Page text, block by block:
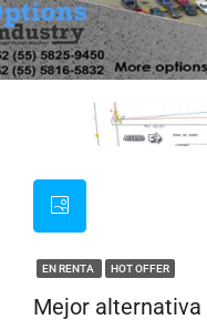
EN RENTA HOT OFFER
Mejor alternativa